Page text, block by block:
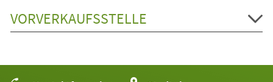
VORVERKAUFSSTELLE